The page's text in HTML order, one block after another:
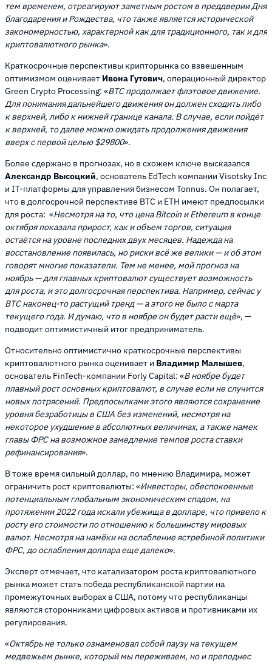
тем временем, отреагируют заметным ростом в преддверии Дня
благодарения и Рождества, что также является исторической
закономерностью, характерной как для традиционного, так и для
криптовалютного рынка».
Краткосрочные перспективы крипторынка со взвешенным
оптимизмом оценивает Ивона Гутович, операционный директор
Green Crypto Processing: «BTC продолжает флэтовое движение.
Для понимания дальнейшего движения он должен сходить либо
к верхней, либо к нижней границе канала. В случае, если пойдёт
к верхней, то далее можно ожидать продолжения движения
вверх с первой целью $29800».
Более сдержано в прогнозах, но в схожем ключе высказался
Александр Высоцкий, основатель EdTech компании Visotsky Inc
и IT-платформы для управления бизнесом Tonnus. Он полагает,
что в долгосрочной перспективе BTC и ETH имеют предпосылки
для роста: «Несмотря на то, что цена Bitcoin и Ethereum в конце
октября показала прирост, как и объем торгов, ситуация
остаётся на уровне последних двух месяцев. Надежда на
восстановление появилась, но риски всё же велики — и об этом
говорят многие показатели. Тем не менее, мой прогноз на
ноябрь — для главных криптовалют существует возможность
для роста, и это долгосрочная перспектива. Например, сейчас у
BTC наконец-то растущий тренд — а этого не было с марта
текущего года. И думаю, что в ноябре он будет расти ещё», —
подводит оптимистичный итог предприниматель.
Относительно оптимистично краткосрочные перспективы
криптовалютного рынка оценивает и Владимир Малышев,
основатель FinTech-компании Forly Capital: «В ноябре будет
плавный рост основных криптовалют, в случае если не случится
новых потрясений. Предпосылками этого являются сохранение
уровня безработицы в США без изменений, несмотря на
некоторое ухудшение в абсолютных величинах, а также намек
главы ФРС на возможное замедление темпов роста ставки
рефинансирования».
В тоже время сильный доллар, по мнению Владимира, может
ограничить рост криптовалюты: «Инвесторы, обеспокоенные
потенциальным глобальным экономическим спадом, на
протяжении 2022 года искали убежища в долларе, что привело к
росту его стоимости по отношению к большинству мировых
валют. Несмотря на намёки на ослабление ястребиной политики
ФРС, до ослабления доллара еще далеко».
Эксперт отмечает, что катализатором роста криптовалютного
рынка может стать победа республиканской партии на
промежуточных выборах в США, потому что республиканцы
являются сторонниками цифровых активов и противниками их
регулирования.
«Октябрь не только ознаменовал собой паузу на текущем
медвежьем рынке, который мы переживаем, но и преподнес